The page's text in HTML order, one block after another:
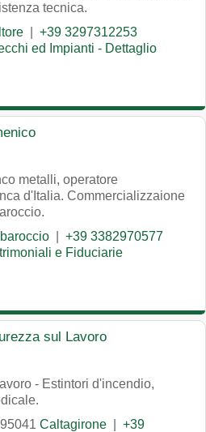
tecnica.
+39 3297312253
ed Impianti - Dettaglio
metalli, operatore
d'Italia. Commercializzaione
+39 3382970577
e Fiduciarie
sul Lavoro
- Estintori d'incendio,
95041 Caltagirone
+39